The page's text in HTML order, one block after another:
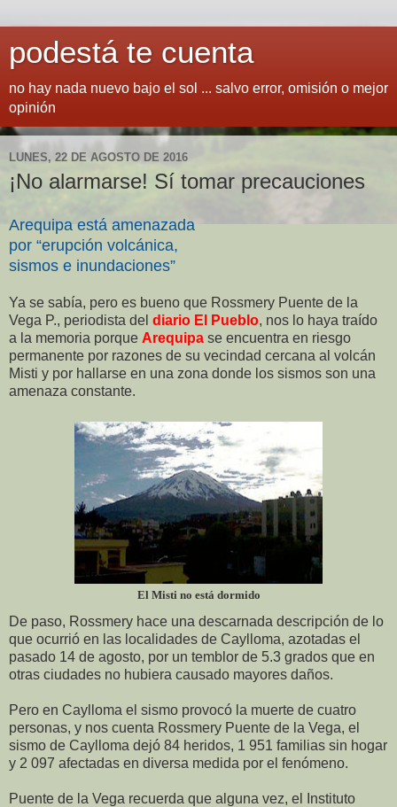
podestá te cuenta
no hay nada nuevo bajo el sol ... salvo error, omisión o mejor
opinión
LUNES, 22 DE AGOSTO DE 2016
¡No alarmarse! Sí tomar precauciones
Arequipa está amenazada
por “erupción volcánica,
sismos e inundaciones”
Ya se sabía, pero es bueno que Rossmery Puente de la
Vega P., periodista del diario El Pueblo, nos lo haya traído
a la memoria porque Arequipa se encuentra en riesgo
permanente por razones de su vecindad cercana al volcán
Misti y por hallarse en una zona donde los sismos son una
amenaza constante.
El Misti no está dormido
De paso, Rossmery hace una descarnada descripción de lo
que ocurrió en las localidades de Caylloma, azotadas el
pasado 14 de agosto, por un temblor de 5.3 grados que en
otras ciudades no hubiera causado mayores daños.
Pero en Caylloma el sismo provocó la muerte de cuatro
personas, y nos cuenta Rossmery Puente de la Vega, el
sismo de Caylloma dejó 84 heridos, 1 951 familias sin hogar
y 2 097 afectadas en diversa medida por el fenómeno.
Puente de la Vega recuerda que alguna vez, el Instituto